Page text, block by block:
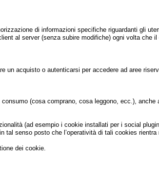
di informazioni specifiche riguardanti gli
al server (senza subire modifiche) ogni volta che
un acquisto o autenticarsi per accedere ad aree
(cosa comprano, cosa leggono, ecc.), anche
(ad esempio i cookie installati per i social
senso posto che l’operatività di tali cookies
dei cookie.